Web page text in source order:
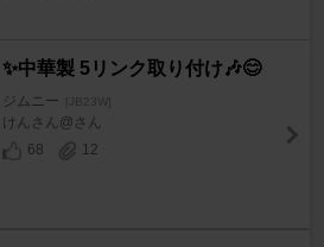
✨中華製 5リンク取り付け🎶😊
ジムニー [JB23W]
けんさん@さん
68
12